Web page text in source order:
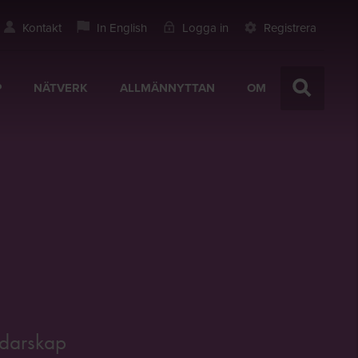
Kontakt In English Logga in Registrera
NÄTVERK ALLMÄNNYTTAN OM